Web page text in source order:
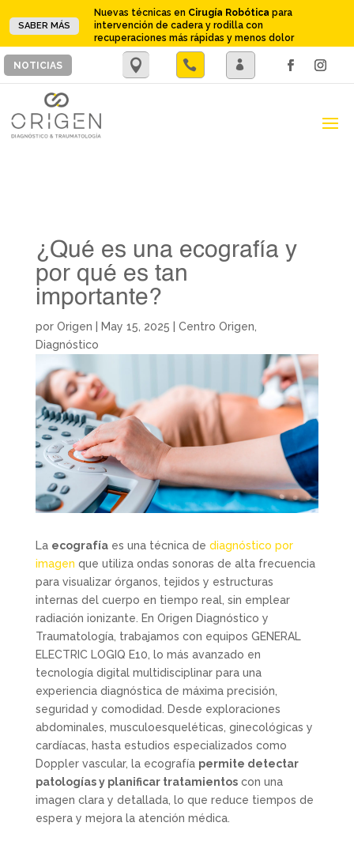
SABER MÁS
Nuevas técnicas en Cirugía Robótica para
intervención de cadera y rodilla con
recuperaciones más rápidas y menos dolor
NOTICIAS 
¿Qué es una ecografía y
por qué es tan
importante?
por Origen | May 15, 2025 | Centro Origen
Diagnóstico
La ecografíaes una técnica de diagnóstico por
imagen que utiliza ondas sonoras de alta frecuencia
para visualizar órganos, tejidos y estructuras
internas del cuerpo en tiempo real, sin emplear
radiación ionizante. En Origen Diagnóstico y
Traumatología, trabajamos con equipos GENERAL
ELECTRIC LOGIQ E10, lo más avanzado en
tecnología digital multidisciplinar para una
experiencia diagnóstica de máxima precisión,
seguridad y comodidad. Desde exploraciones
abdominales, musculoesqueléticas, ginecológicas y
cardíacas, hasta estudios especializados como
Doppler vascular, la ecografía permite detectar
patologías y planificar tratamientoscon una
imagen clara y detallada, lo que reduce tiempos de
espera y mejora la atención médica.